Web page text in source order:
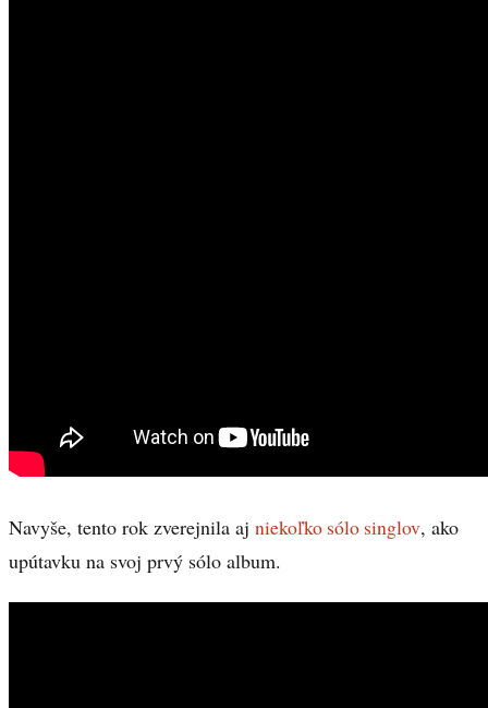
Navyše, tento rok zverejnila aj niekoľko sólo singlov, ako
upútavku na svoj prvý sólo album.